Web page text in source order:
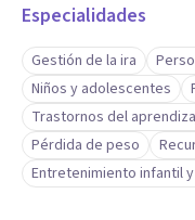
Especialidades
Gestión de la ira
Niños y adolescentes
Trastornos del
Pérdida de peso
Entretenimiento infantil